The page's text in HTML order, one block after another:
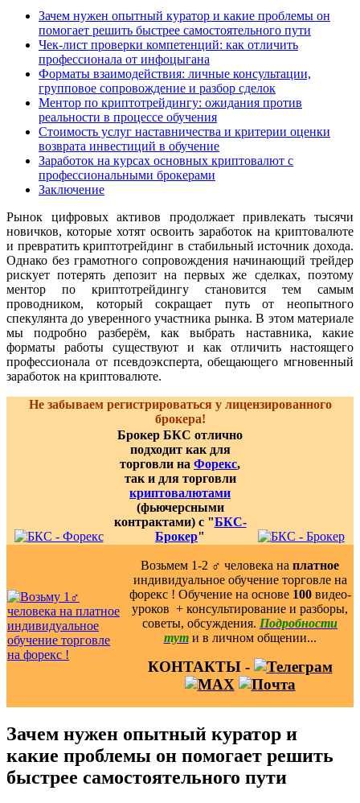
Зачем нужен опытный куратор и какие проблемы он
помогает решить быстрее самостоятельного пути
Чек-лист проверки компетенций: как отличить
профессионала от инфоцыгана
Форматы взаимодействия: личные консультации,
групповое сопровождение и разбор сделок
Ментор по криптотрейдингу: ожидания против
реальности в процессе обучения
Стоимость услуг наставничества и критерии оценки
возврата инвестиций в обучение
Заработок на курсах основных криптовалют с
профессиональными брокерами
Заключение
Рынок цифровых активов продолжает привлекать тысячи
новичков, которые хотят освоить заработок на криптовалюте
и превратить криптотрейдинг в стабильный источник дохода.
Однако без грамотного сопровождения начинающий трейдер
рискует потерять депозит на первых же сделках, поэтому
ментор по криптотрейдингу становится тем самым
проводником, который сокращает путь от неопытного
спекулянта до уверенного участника рынка. В этом материале
мы подробно разберём, как выбрать наставника, какие
форматы работы существуют и как отличить настоящего
профессионала от псевдоэксперта, обещающего мгновенный
заработок на криптовалюте.
Не забываем регистрироваться у лицензированного
брокера!
Брокер БКС отлично
подходит как для
торговли на Форекс,
так и для торговли
криптовалютами
(фьючерсными
контрактами) с "БКС-
Брокер"
Возьмем 1-2 ‍♂️ человека на платное
индивидуальное обучение торговле на
форекс ! Обучение на основе 100видео-
уроков ️ + консультирование и разборы,
советы, обсуждения. Подробности
тут и в личном общении...
КОНТАКТЫ -
Зачем нужен опытный куратор и
какие проблемы он помогает решить
быстрее самостоятельного пути